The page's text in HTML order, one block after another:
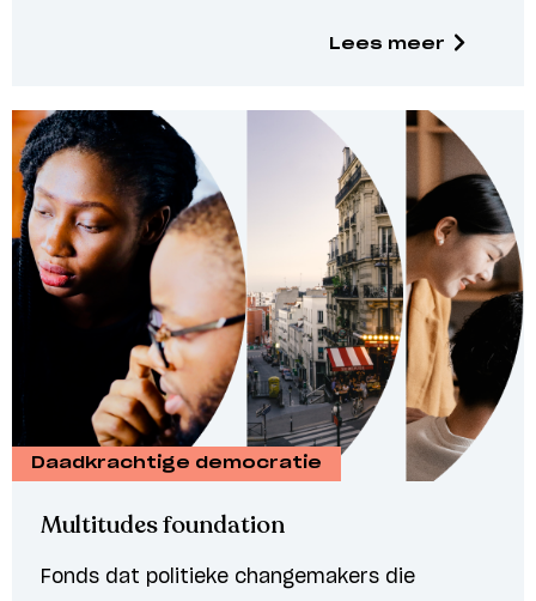
Lees meer
Daadkrachtige democratie
Multitudes foundation
Fonds dat politieke changemakers die